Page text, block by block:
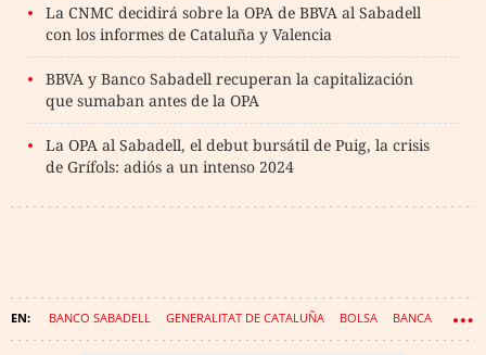
La CNMC decidirá sobre la OPA de BBVA al Sabadell
con los informes de Cataluña y Valencia
BBVA y Banco Sabadell recuperan la capitalización
que sumaban antes de la OPA
La OPA al Sabadell, el debut bursátil de Puig, la crisis
de Grífols: adiós a un intenso 2024
BANCO SABADELL GENERALITAT DE CATALUÑA BOLSA BANCA